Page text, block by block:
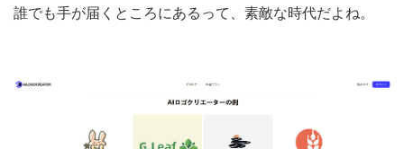
誰でも手が届くところにあるって、素敵な時代だよね。